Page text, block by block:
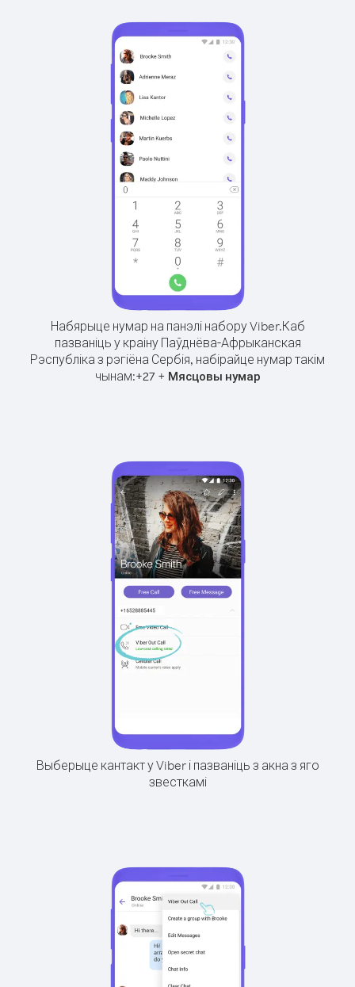
Набярыце нумар на панэлі набору Viber.Каб
пазваніць у краіну Паўднёва-Афрыканская
Рэспубліка з рэгіёна Сербія, набірайце нумар такім
чынам:+27+ Мясцовы нумар
Выберыце кантакт у Viber і пазваніць з акна з яго
звесткамі